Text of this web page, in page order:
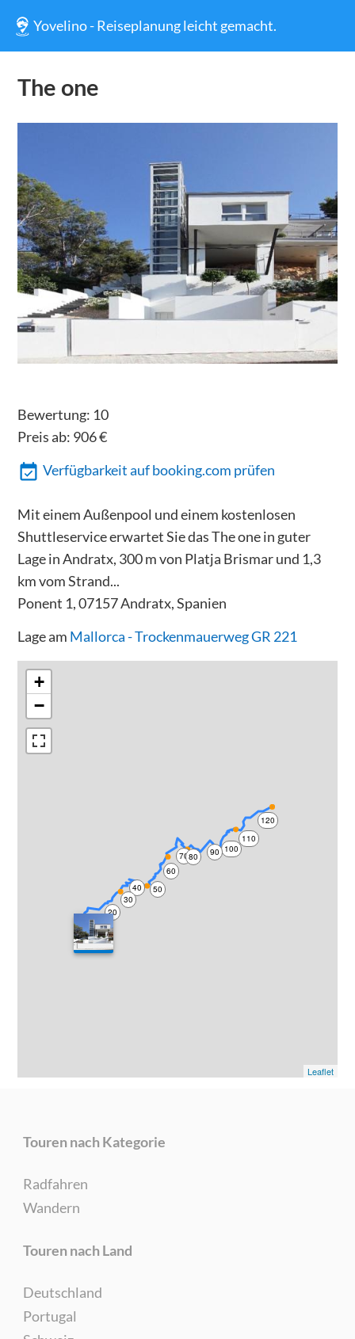
Yovelino - Reiseplanung leicht gemacht.
The one
Bewertung: 10
Preis ab: 906€
Verfügbarkeit auf booking.com prüfen
Mit einem Außenpool und einem kostenlosen
Shuttleservice erwartet Sie das The one in guter
Lage in Andratx, 300 m von Platja Brismar und 1,3
km vom Strand...
Ponent 1, 07157 Andratx, Spanien
Lage am Mallorca - Trockenmauerweg GR 221
0
10
20
30
40 50
60
7080 90 100
110
120
+
−
Leaflet
Touren nach Kategorie
Radfahren
Wandern
Touren nach Land
Deutschland
Portugal